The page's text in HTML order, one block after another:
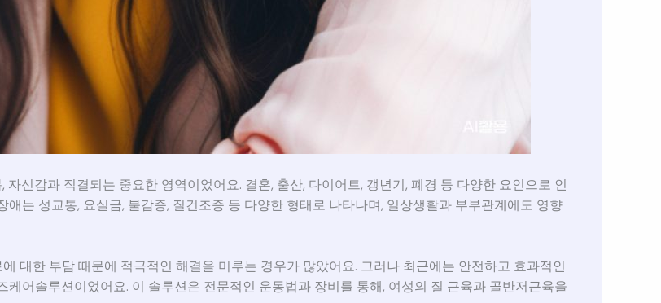
신감과 직결되는 중요한 영역이었어요. 결혼, 출산, 다이어트, 갱년기, 폐경 등 다양한 요인으로 인
는 성교통, 요실금, 불감증, 질건조증 등 다양한 형태로 나타나며, 일상생활과 부부관계에도 영향
대한 부담 때문에 적극적인 해결을 미루는 경우가 많았어요. 그러나 최근에는 안전하고 효과적인
어솔루션이었어요. 이 솔루션은 전문적인 운동법과 장비를 통해, 여성의 질 근육과 골반저근육을